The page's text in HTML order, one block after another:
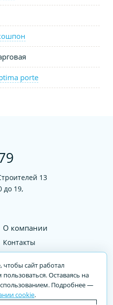
porte
13
до 19,
О компании
Контакты
защищены. Полное или частичное
сайт работал
Оставаясь на
Подробнее —
cookie.